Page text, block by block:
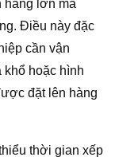
hàng lớn mà
Điều này đặc
cần vận
hoặc hình
đặt lên hàng
thời gian xếp